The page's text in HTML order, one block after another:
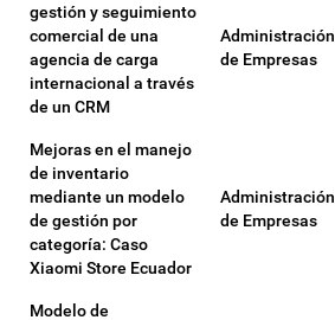
gestión y seguimiento
comercial de una
agencia de carga
internacional a través
de un CRM
Administración
de Empresas
Mejoras en el manejo
de inventario
mediante un modelo
de gestión por
categoría: Caso
Xiaomi Store Ecuador
Administración
de Empresas
Modelo de